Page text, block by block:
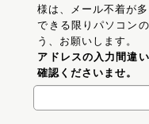
様は、メール不着が
できる限りパソコン
う、お願いします。
アドレスの入力間違
確認くださいませ。